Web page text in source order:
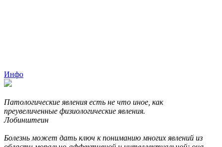
Инфо
Патологические явления есть не что иное, как
преувеличенные физиологические явления.
Лобинштеин
Болезнь может дать ключ к пониманию многих явлений из